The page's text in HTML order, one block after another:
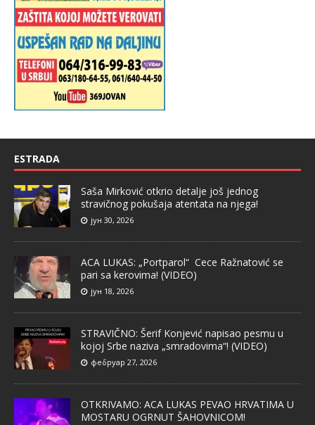
ESTRADA
Saša Mirković otkrio detalje još jednog
stravičnog pokušaja atentata na njega!
јун 30, 2026
ACA LUKAS: „Portparol“ Cece Ražnatović se
pari sa kerovima! (VIDEO)
јун 18, 2026
STRAVIČNO: Šerif Konjević napisao pesmu u
kojoj Srbe naziva „smradovima“! (VIDEO)
фебруар 27, 2026
OTKRIVAMO: ACA LUKAS PEVAO HRVATIMA U
MOSTARU OGRNUT ŠAHOVNICOM!